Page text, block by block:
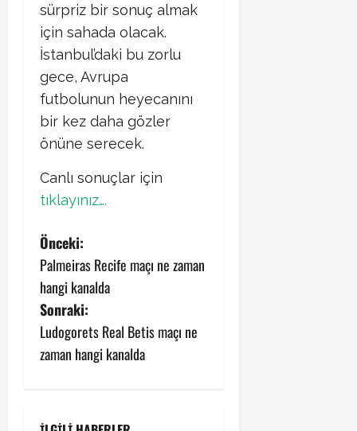
sürpriz bir sonuç almak
için sahada olacak.
İstanbul’daki bu zorlu
gece, Avrupa
futbolunun heyecanını
bir kez daha gözler
önüne serecek.
Canlı sonuçlar için
tıklayınız….
P
o
s
t
a
Önceki:
Palmeiras Recife maçı ne zaman
hangi kanalda
Sonraki:
Ludogorets Real Betis maçı ne
zaman hangi kanalda